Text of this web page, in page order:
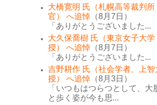
大橋寛明 氏（札幌高等裁判所
官） へ追悼 （8月7日）
「ありがとうございました...
大久保喬樹 氏（東京女子大学
授） へ追悼 （8月7日）
「ありがとうございました...
吉野耕作 氏（社会学者、上智
授） へ追悼 （8月3日）
「いつもはつらつとして、大
と歩く姿が今も思...